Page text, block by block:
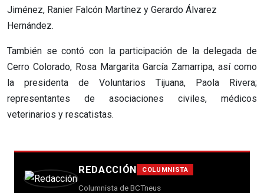
Jiménez, Ranier Falcón Martínez y Gerardo Álvarez
Hernández.
También se contó con la participación de la delegada de
Cerro Colorado, Rosa Margarita García Zamarripa, así como
la presidenta de Voluntarios Tijuana, Paola Rivera;
representantes de asociaciones civiles, médicos
veterinarios y rescatistas.
REDACCIÓN COLUMNISTA
Columnista de BCTneus